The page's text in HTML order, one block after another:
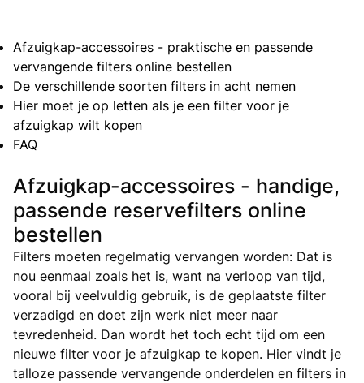
Afzuigkap-accessoires - praktische en passende
vervangende filters online bestellen
De verschillende soorten filters in acht nemen
Hier moet je op letten als je een filter voor je
afzuigkap wilt kopen
FAQ
Afzuigkap-accessoires - handige,
passende reservefilters online
bestellen
Filters moeten regelmatig vervangen worden: Dat is
nou eenmaal zoals het is, want na verloop van tijd,
vooral bij veelvuldig gebruik, is de geplaatste filter
verzadigd en doet zijn werk niet meer naar
tevredenheid. Dan wordt het toch echt tijd om een
nieuwe filter voor je afzuigkap te kopen. Hier vindt je
talloze passende vervangende onderdelen en filters in